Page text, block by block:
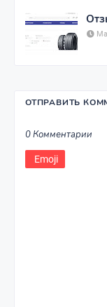
ОТПРАВИТЬ
0 Комментарии
Emoji